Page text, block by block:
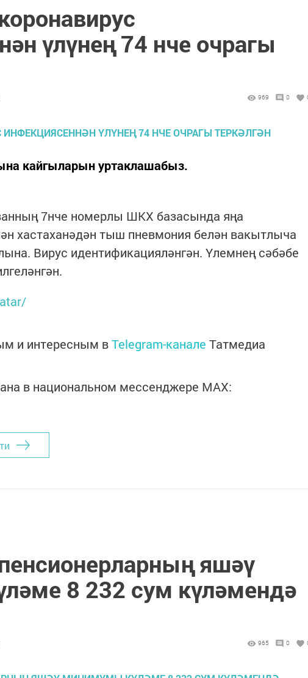
үлүнең 74 нче очрагы
969 0
кайгыларын уртаклашабыз.
7нче номерлы ШКХ базасында яңа
хастаханәдән тыш пневмония белән вакытлыча
Вирус идентификацияләнгән. Үлемнең сәбәбе
и интересным вTelegram-канале Татмедиа
в национальном мессенджере MАХ:
яшәү
8 232 сум күләмендә
965 0